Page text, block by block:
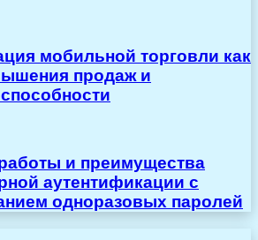
мобильной торговли как
продаж и
и преимущества
аутентификации с
одноразовых паролей